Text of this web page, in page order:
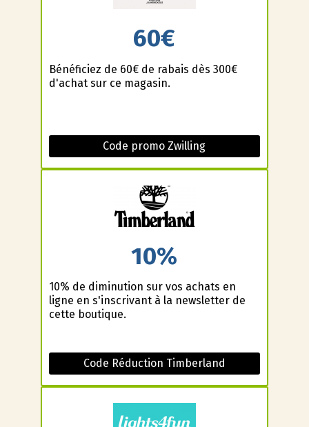
60€
Bénéficiez de 60€ de rabais dès 300€
d'achat sur ce magasin.
Code promo Zwilling
10%
10% de diminution sur vos achats en
ligne en s'inscrivant à la newsletter de
cette boutique.
Code Réduction Timberland